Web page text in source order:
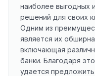
наиболее выгодных
решений для своих
Одним из
является их
включающая
банки. Благодаря
удается